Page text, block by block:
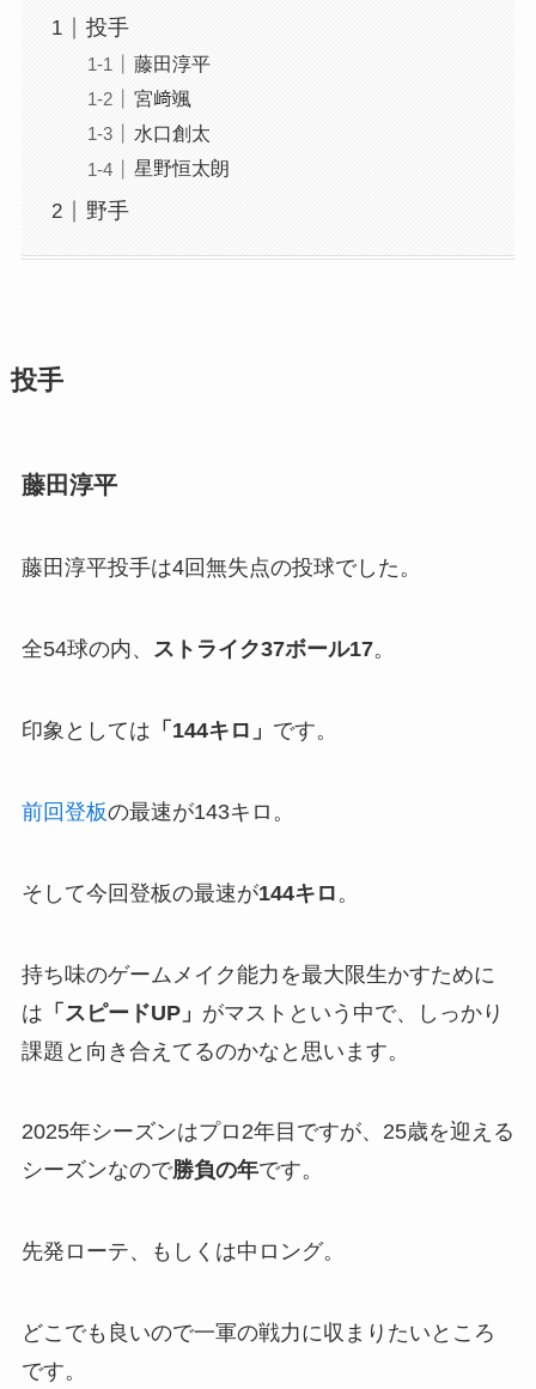
投手
藤田淳平
宮﨑颯
水口創太
星野恒太朗
野手
投手
藤田淳平
藤田淳平投手は4回無失点の投球でした。
全54球の内、 ストライク37ボール17。
印象としては 「 144キロ」 です。
前回登板の最速が143キロ。
そして今回登板の最速が144キロ 。
持ち味のゲームメイク能力を最大限生かすために
は 「スピードUP」 がマストという中で、しっかり
課題と向き合えてるのかなと思います。
2025年シーズンはプロ2年目ですが、25歳を迎える
シーズンなので勝負の年です。
先発ローテ、もしくは中ロング。
どこでも良いので一軍の戦力に収まりたいところ
です。